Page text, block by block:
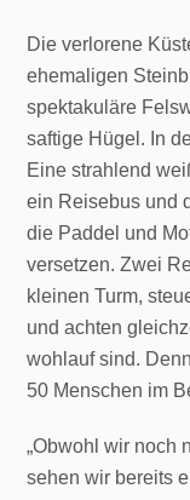
Die verlorene
ehemaligen
spektakuläre
saftige Hügel. In
Eine strahlend
ein Reisebus und
die Paddel und
versetzen. Zwei
kleinen Turm,
und achten
wohlauf sind.
50 Menschen im
„Obwohl wir noch
sehen wir bereits